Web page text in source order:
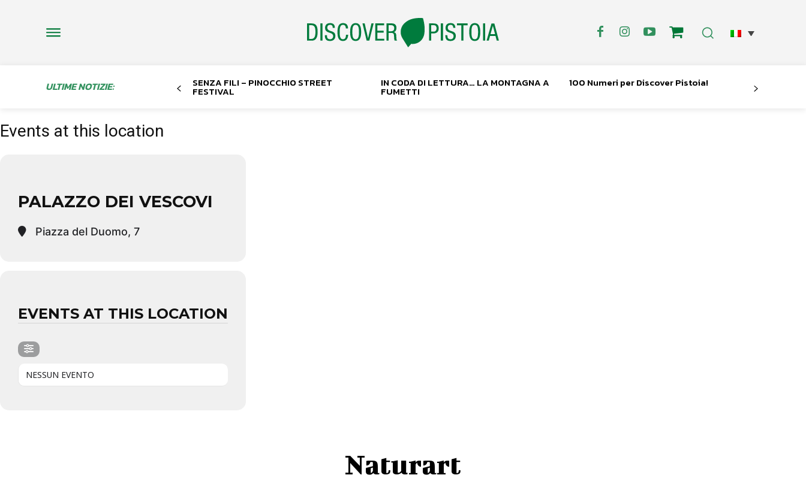
ULTIME NOTIZIE: SENZA FILI – PINOCCHIO STREET
FESTIVAL
IN CODA DI LETTURA… LA MONTAGNA A
FUMETTI
100 Numeri per Discover Pistoia!
Events at this location
PALAZZO DEI VESCOVI
Piazza del Duomo, 7
EVENTS AT THIS LOCATION
NESSUN EVENTO
Naturart